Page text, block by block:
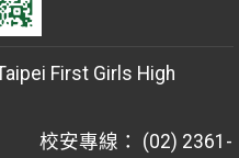
First Girls High
安專線： (02) 2361-